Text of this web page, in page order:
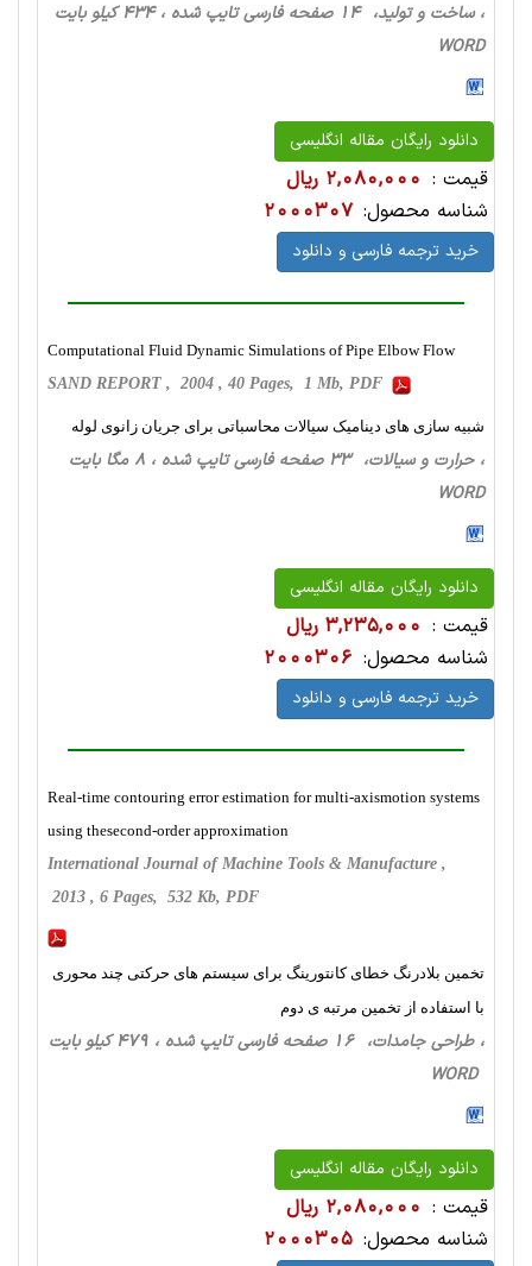
، ساخت‌ و تولید، 14 صفحه فارسی تایپ شده ، 434 کیلو بایت
WORD
دانلود رایگان مقاله انگلیسی
قیمت : 2,080,000 ریال
شناسه محصول: 2000307
خرید ترجمه فارسی و دانلود
Computational Fluid Dynamic Simulations of Pipe Elbow Flow
SAND REPORT , 2004 , 40 Pages, 1 Mb, PDF
شبیه سازی های دینامیک سیالات محاسباتی برای جریان زانوی لوله
، حرارت‌ و سیالات، 33 صفحه فارسی تایپ شده ، 8 مگا بایت
WORD
دانلود رایگان مقاله انگلیسی
قیمت : 3,235,000 ریال
شناسه محصول: 2000306
خرید ترجمه فارسی و دانلود
Real-time contouring error estimation for multi-axismotion systems
using thesecond-order approximation
International Journal of Machine Tools & Manufacture ,
2013 , 6 Pages, 532 Kb, PDF
تخمین بلادرنگ خطای کانتورینگ برای سیستم های حرکتی چند محوری
با استفاده از تخمین مرتبه ی دوم
، طراحی‌ جامدات، 16 صفحه فارسی تایپ شده ، 479 کیلو بایت
WORD
دانلود رایگان مقاله انگلیسی
قیمت : 2,080,000 ریال
شناسه محصول: 2000305